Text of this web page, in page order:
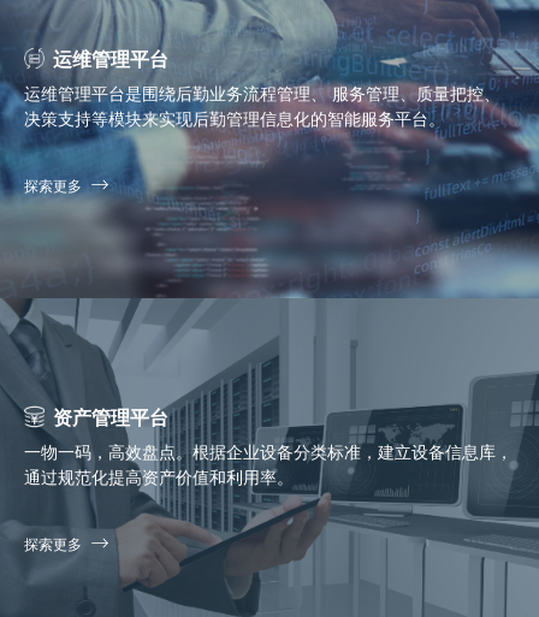
运维管理平台
运维管理平台是围绕后勤业务流程管理、 服务管理、质量把控、
决策支持等模块来实现后勤管理信息化的智能服务平台。
探索更多
资产管理平台
一物一码，高效盘点。根据企业设备分类标准，建立设备信息库，
通过规范化提高资产价值和利用率。
探索更多